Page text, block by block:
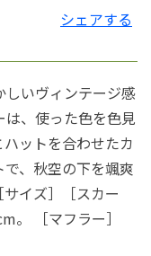
シェアする
いヴィンテージ感
、使った色を色見
ットを合わせたカ
、秋空の下を颯爽
イズ］［スカー
。 ［マフラー］